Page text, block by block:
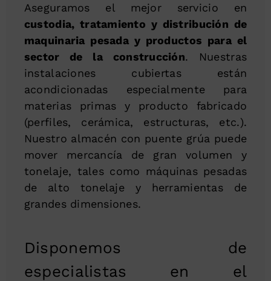
Aseguramos el mejor servicio en
custodia, tratamiento y distribución de
maquinaria pesada y productos para el
sector de la construcción. Nuestras
instalaciones cubiertas están
acondicionadas especialmente para
materias primas y producto fabricado
(perfiles, cerámica, estructuras, etc.).
Nuestro almacén con puente grúa puede
mover mercancía de gran volumen y
tonelaje, tales como máquinas pesadas
de alto tonelaje y herramientas de
grandes dimensiones.
Disponemos de
especialistas en el